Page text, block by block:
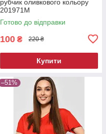
рубчик оливкового кольору
201971M
Готово до відправки
100 ₴ 220 ₴
Купити
–51%